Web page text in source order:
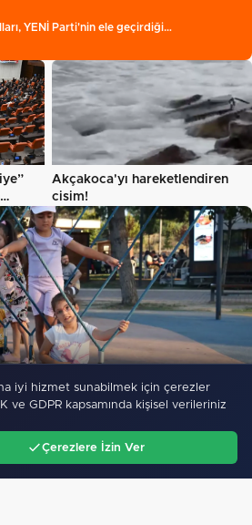
YENİ Parti'nin ele geçirdiği…
Akçakoca'yı hareketlendiren
cisim!
Parkı dolup taşıyor
Yazıcıoğlu
ihtimal göz ardı
iyi hizmet sunabilmek için çerezler
ve GDPR kapsamında kişisel verileriniz
Çerezlere İzin Ver
Ara Menü